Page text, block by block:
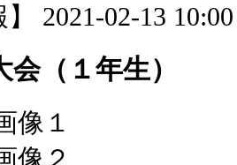
】 2021-02-13
（１年生）